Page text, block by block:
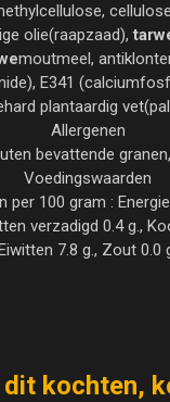
olie(raapzaad),
moutmeel,
E341
plantaardig
Allergenen
bevattende
Voedingswaarden
per 100 gram :
verzadigd 0.4 g.,
7.8 g., Zout 0.0
kochten,